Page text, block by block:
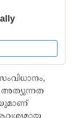
അത്യുന്നത